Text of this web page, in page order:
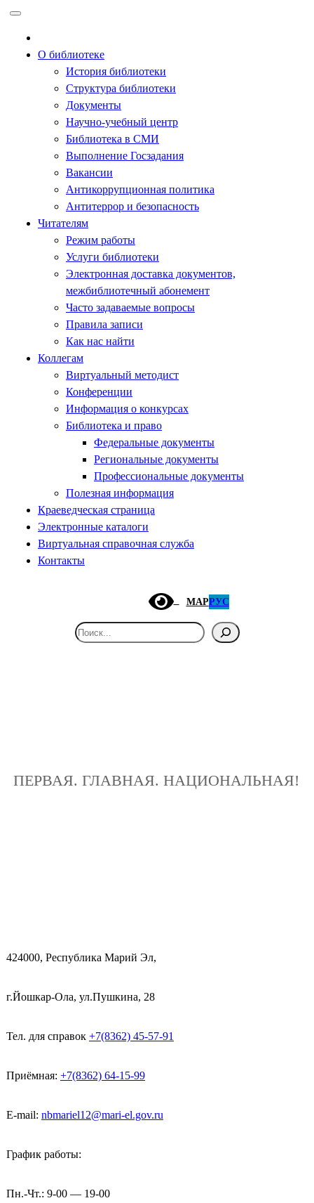
содержимому
О библиотеке
История библиотеки
Структура библиотеки
Документы
Научно-учебный центр
Библиотека в СМИ
Выполнение Госзадания
Вакансии
Антикоррупционная политика
Антитеррор и безопасность
Читателям
Режим работы
Услуги библиотеки
Электронная доставка документов,
межбиблиотечный абонемент
Часто задаваемые вопросы
Правила записи
Как нас найти
Коллегам
Виртуальный методист
Конференции
Информация о конкурсах
Библиотека и право
Федеральные документы
Региональные документы
Профессиональные документы
Полезная информация
Краеведческая страница
Электронные каталоги
Виртуальная справочная служба
Контакты
МАРРУС
Поиск
ПЕРВАЯ. ГЛАВНАЯ. НАЦИОНАЛЬНАЯ!
424000, Республика Марий Эл,
г.Йошкар-Ола, ул.Пушкина, 28
Тел. для справок +7(8362) 45-57-91
Приёмная: +7(8362) 64-15-99
E-mail: nbmariel12@mari-el.gov.ru
График работы:
Пн.-Чт.: 9-00 — 19-00